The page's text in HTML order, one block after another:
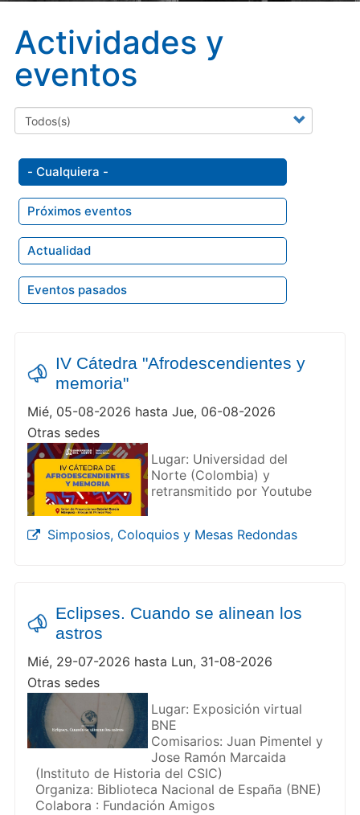
Actividades y
eventos
- Cualquiera -
Próximos eventos
Actualidad
Eventos pasados
IV Cátedra "Afrodescendientes y
memoria"
Mié, 05-08-2026 hasta Jue, 06-08-2026
Otras sedes
Lugar: Universidad del
Norte (Colombia) y
retransmitido por Youtube
Simposios, Coloquios y Mesas Redondas
Eclipses. Cuando se alinean los
astros
Mié, 29-07-2026 hasta Lun, 31-08-2026
Otras sedes
Lugar: Exposición virtual
BNE
Comisarios: Juan Pimentel y
Jose Ramón Marcaida
(Instituto de Historia del CSIC)
Organiza: Biblioteca Nacional de España (BNE)
Colabora : Fundación Amigos